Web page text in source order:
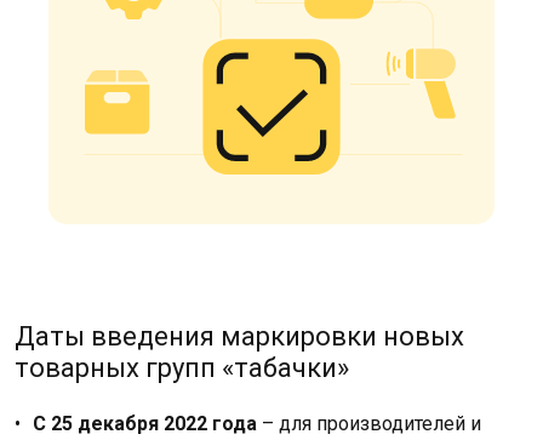
Даты введения маркировки новых
товарных групп «табачки»
С 25 декабря 2022 года – для производителей и